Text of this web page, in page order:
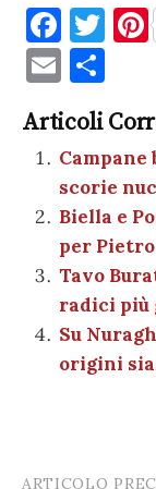
F
a
c
e
b
o
o
k
T
te
r
E
m
ai
l
n
di
vi
di
Articoli
scorie
Biella e
per
Tavo
radici più
Su
origini
ARTICOLO